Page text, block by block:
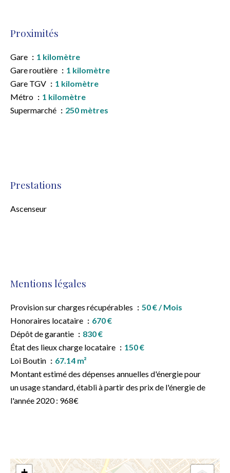
Proximités
Gare
1 kilomètre
Gare routière
1 kilomètre
Gare TGV
1 kilomètre
Métro
1 kilomètre
Supermarché
250 mètres
Prestations
Ascenseur
Mentions légales
Provision sur charges récupérables
50 € / Mois
Honoraires locataire
670 €
Dépôt de garantie
830 €
État des lieux charge locataire
150 €
Loi Boutin
67.14 m²
Montant estimé des dépenses annuelles d'énergie pour
un usage standard, établi à partir des prix de l'énergie de
l'année 2020 : 968€